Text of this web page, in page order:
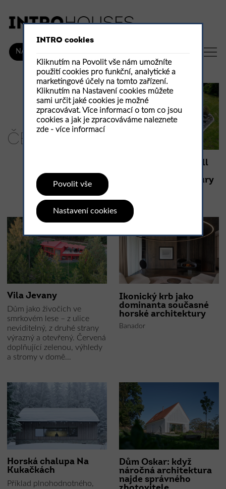
INTRO cookies
Kliknutím na Povolit vše nám umožníte
použití cookies pro funkční, analytické a
marketingové účely na tomto zařízení.
Kliknutím na Nastavení cookies můžete
sami určit jaké cookies je možné
zpracovávat. Více informací o tom co jsou
cookies a jak je zpracováváme naleznete
zde - více informací
Povolit vše
Nastavení cookies
NÁKUP
ČESKÉ
Přírodní bazén small
zahradní architektury
Vila Jevany
Dům jako živočich ve
smrkovém lese – z ulice
neviditelný, z druhé strany
výrazný a otevřený. Červená
doplňující zelenou, výhledy
a stromy v domě…
Ikonický krb jako
dominanta současné
horské architektury
Banador
Horská chalupa Na
Kukačkách
Příklad plnohodnotného,
Dům Oskar: když
náročná architektura
najde správného